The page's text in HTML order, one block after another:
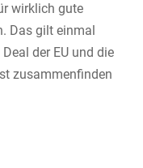
wirklich gute
Das gilt einmal
der EU und die
zusammenfinden